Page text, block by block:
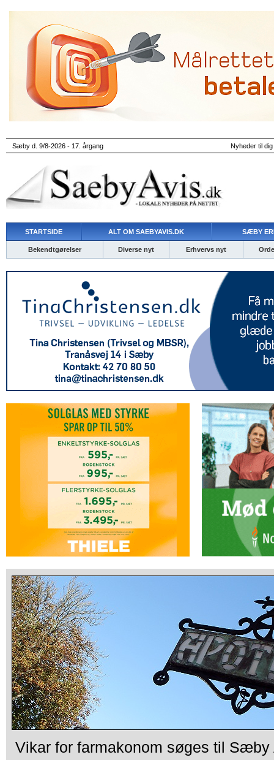
Sæby d. 9/8-2026 - 17. årgang Nyheder til
STARTSIDE ALT OM SAEBYAVIS.DK SÆBY
Bekendtgørelser Diverse nyt Erhvervs nyt
Vikar for farmakonom søges til Sæby